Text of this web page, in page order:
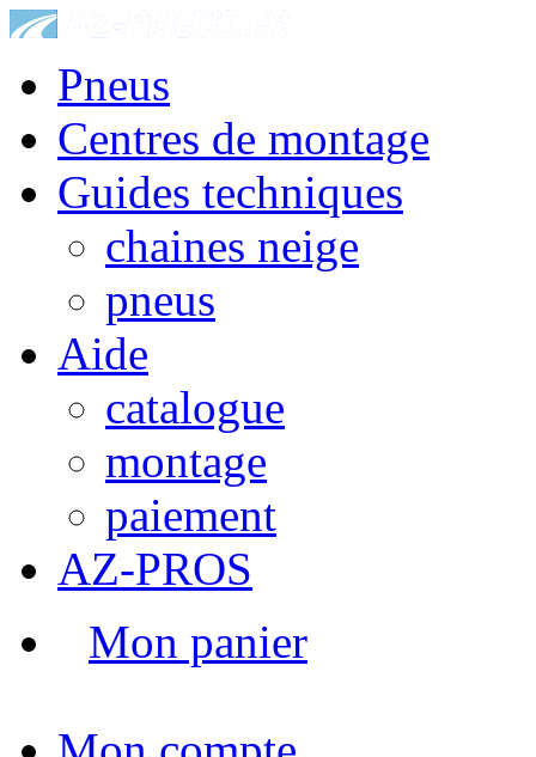
Pneus
Centres de montage
Guides techniques
chaines neige
pneus
Aide
catalogue
montage
paiement
AZ-PROS
Mon panier